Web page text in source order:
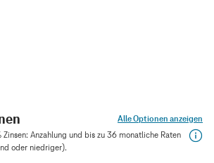
Alle Optionen anzeigen
Anzahlung und bis zu 36 monatliche Raten
oder niedriger).